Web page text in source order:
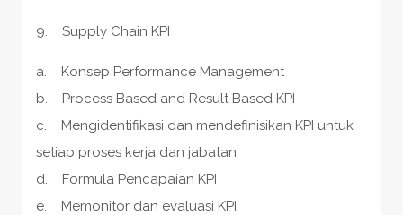
9. Supply Chain KPI
a. Konsep Performance Management
b. Process Based and Result Based KPI
c. Mengidentifikasi dan mendefinisikan KPI untuk
setiap proses kerja dan jabatan
d. Formula Pencapaian KPI
e. Memonitor dan evaluasi KPI